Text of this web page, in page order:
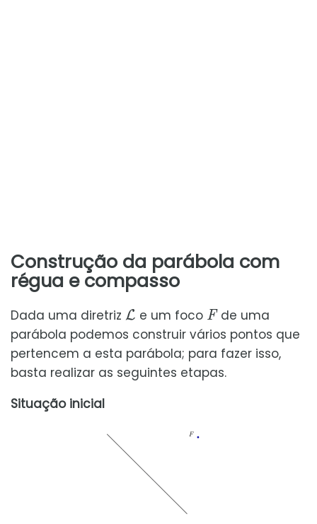
Construção da parábola com
régua e compasso
Dada uma diretriz
L
e um foco
F
de uma
parábola podemos construir vários pontos que
pertencem a esta parábola; para fazer isso,
basta realizar as seguintes etapas.
Situação inicial